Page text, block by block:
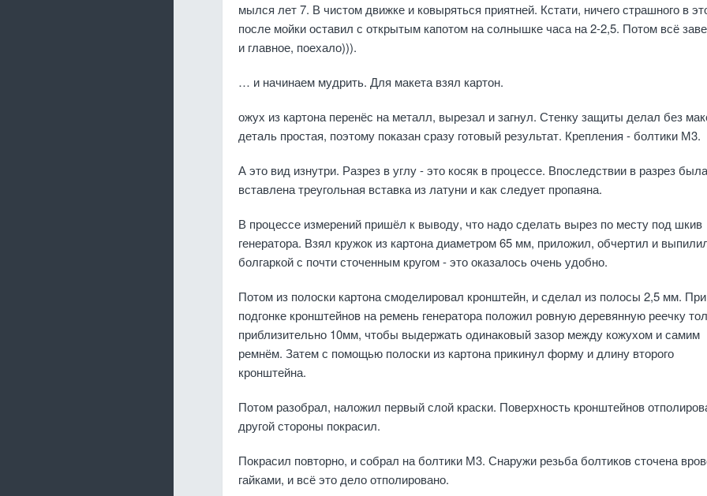
мылся лет 7. В чистом движке и ковыряться приятней. Кстати, ничего страшного в
после мойки оставил с открытым капотом на солнышке часа на 2-2,5. Потом всё
и главное, поехало))).
… и начинаем мудрить. Для макета взял картон.
ожух из картона перенёс на металл, вырезал и загнул. Стенку защиты делал без
деталь простая, поэтому показан сразу готовый результат. Крепления - болтики М3.
А это вид изнутри. Разрез в углу - это косяк в процессе. Впоследствии в разрез была
вставлена треугольная вставка из латуни и как следует пропаяна.
В процессе измерений пришёл к выводу, что надо сделать вырез по месту под шкив
генератора. Взял кружок из картона диаметром 65 мм, приложил, обчертил и
болгаркой с почти сточенным кругом - это оказалось очень удобно.
Потом из полоски картона смоделировал кронштейн, и сделал из полосы 2,5 мм. При
подгонке кронштейнов на ремень генератора положил ровную деревянную реечку
приблизительно 10мм, чтобы выдержать одинаковый зазор между кожухом и самим
ремнём. Затем с помощью полоски из картона прикинул форму и длину второго
кронштейна.
Потом разобрал, наложил первый слой краски. Поверхность кронштейнов
другой стороны покрасил.
Покрасил повторно, и собрал на болтики М3. Снаружи резьба болтиков сточена
гайками, и всё это дело отполировано.